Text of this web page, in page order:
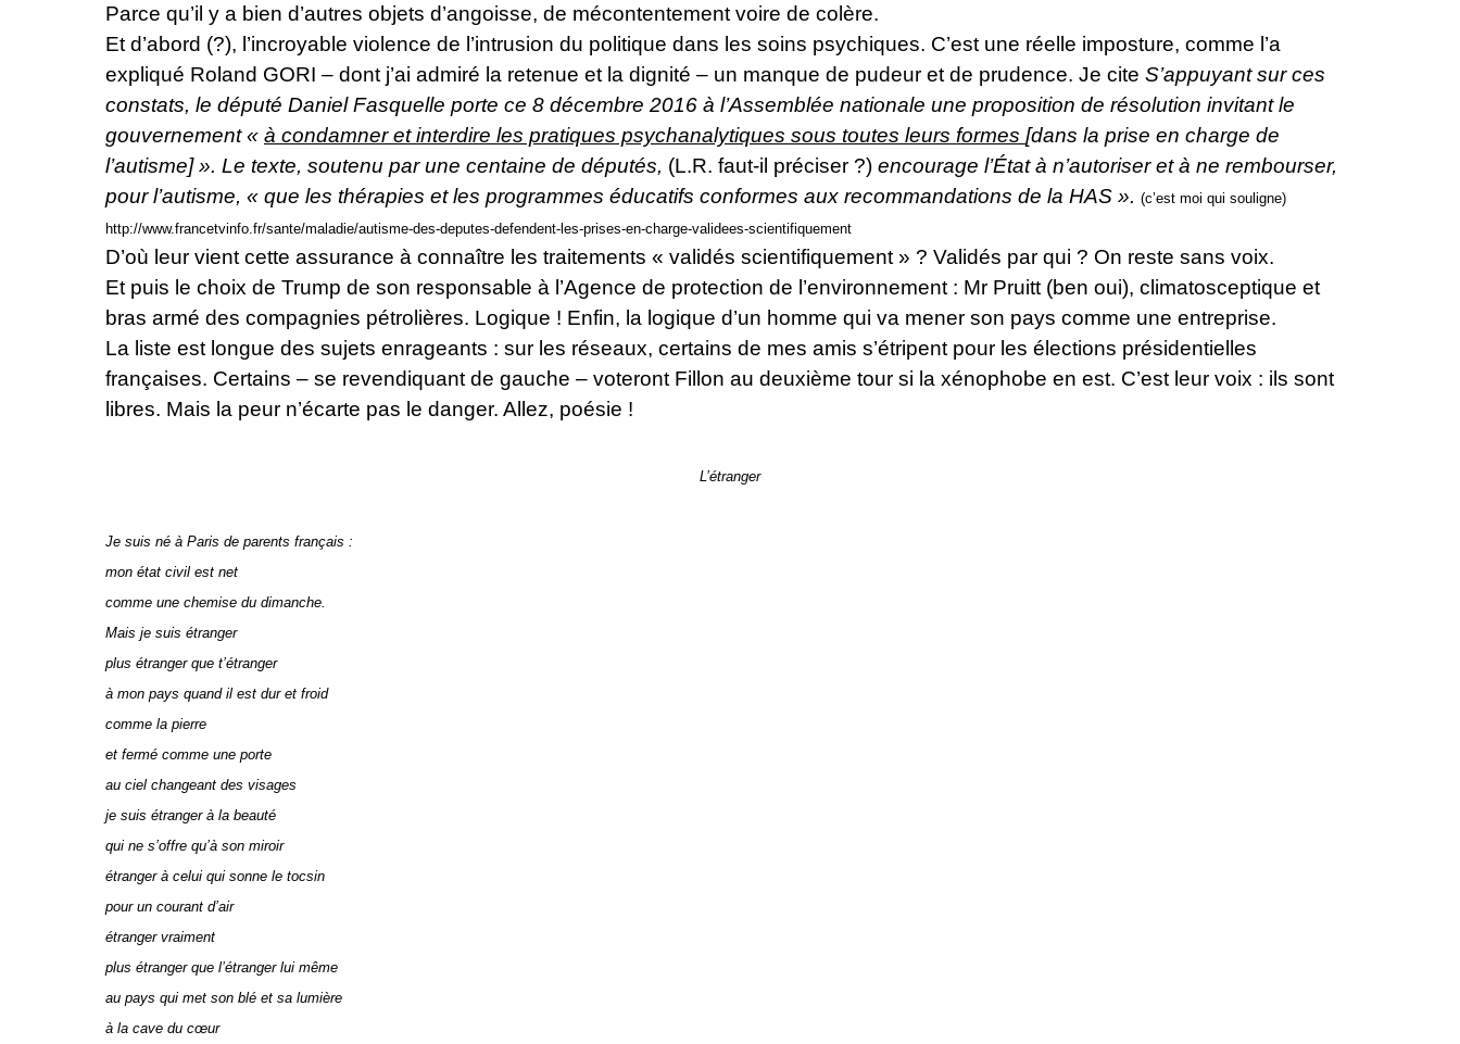
Parce qu’il y a bien d’autres objets d’angoisse, de mécontentement voire de colère.
Et d’abord (?), l’incroyable violence de l’intrusion du politique dans les soins psychiques. C’est une réelle imposture, comme l’a
expliqué Roland GORI – dont j’ai admiré la retenue et la dignité – un manque de pudeur et de prudence. Je cite S’appuyant sur ces
constats, le député Daniel Fasquelle porte ce 8 décembre 2016 à l’Assemblée nationale une proposition de résolution invitant le
gouvernement « à condamner et interdire les pratiques psychanalytiques sous toutes leurs formes [dans la prise en charge de
l’autisme] ». Le texte, soutenu par une centaine de députés, (L.R. faut-il préciser ?) encourage l’État à n’autoriser et à ne rembourser,
pour l’autisme, « que les thérapies et les programmes éducatifs conformes aux recommandations de la HAS ». (c’est moi qui souligne)
http://www.francetvinfo.fr/sante/maladie/autisme-des-deputes-defendent-les-prises-en-charge-validees-scientifiquement
D’où leur vient cette assurance à connaître les traitements « validés scientifiquement » ? Validés par qui ? On reste sans voix.
Et puis le choix de Trump de son responsable à l’Agence de protection de l’environnement : Mr Pruitt (ben oui), climatosceptique et
bras armé des compagnies pétrolières. Logique ! Enfin, la logique d’un homme qui va mener son pays comme une entreprise.
La liste est longue des sujets enrageants : sur les réseaux, certains de mes amis s’étripent pour les élections présidentielles
françaises. Certains – se revendiquant de gauche – voteront Fillon au deuxième tour si la xénophobe en est. C’est leur voix : ils sont
libres. Mais la peur n’écarte pas le danger. Allez, poésie !
L’étranger
Je suis né à Paris de parents français :
mon état civil est net
comme une chemise du dimanche.
Mais je suis étranger
plus étranger que t’étranger
à mon pays quand il est dur et froid
comme la pierre
et fermé comme une porte
au ciel changeant des visages
je suis étranger à la beauté
qui ne s’offre qu’à son miroir
étranger à celui qui sonne le tocsin
pour un courant d’air
étranger vraiment
plus étranger que l’étranger lui même
au pays qui met son blé et sa lumière
à la cave du cœur